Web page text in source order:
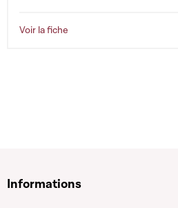
Voir la fiche
Informations